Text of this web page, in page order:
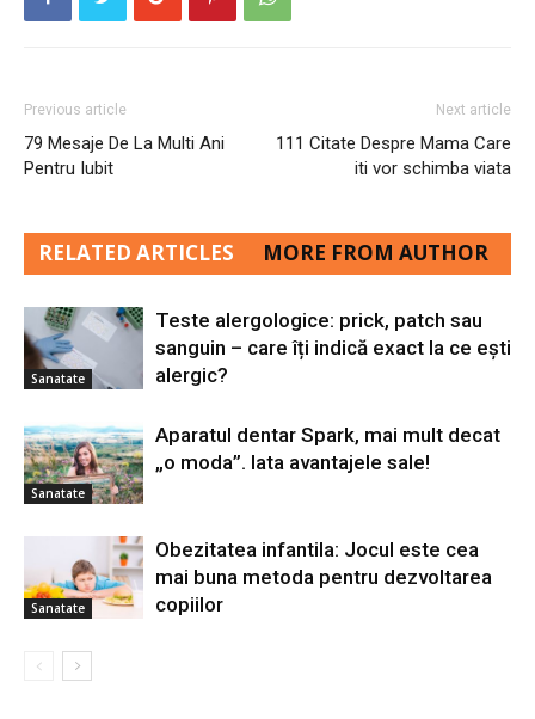
Previous article
79 Mesaje De La Multi Ani
Pentru Iubit
Next article
111 Citate Despre Mama Care
iti vor schimba viata
RELATED ARTICLES MORE FROM AUTHOR
Sanatate
Teste alergologice: prick, patch sau
sanguin – care îți indică exact la ce ești
alergic?
Sanatate
Aparatul dentar Spark, mai mult decat
„o moda”. Iata avantajele sale!
Sanatate
Obezitatea infantila: Jocul este cea
mai buna metoda pentru dezvoltarea
copiilor